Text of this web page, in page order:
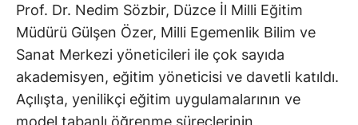
Prof. Dr. Nedim Sözbir, Düzce İl Milli Eğitim
Müdürü Gülşen Özer, Milli Egemenlik Bilim ve
Sanat Merkezi yöneticileri ile çok sayıda
akademisyen, eğitim yöneticisi ve davetli katıldı.
Açılışta, yenilikçi eğitim uygulamalarının ve
model tabanlı öğrenme süreçlerinin